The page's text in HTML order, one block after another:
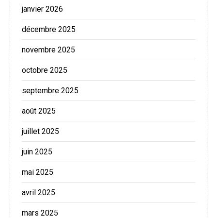
janvier 2026
décembre 2025
novembre 2025
octobre 2025
septembre 2025
août 2025
juillet 2025
juin 2025
mai 2025
avril 2025
mars 2025